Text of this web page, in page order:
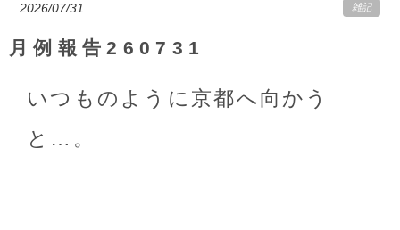
2026/07/31 雑記
月例報告260731
いつものように京都へ向かう
と…。